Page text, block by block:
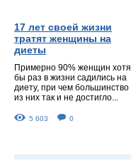
17 лет своей жизни
тратят женщины на
диеты
Примерно 90% женщин хотя
бы раз в жизни садились на
диету, при чем большинство
из них так и не достигло...
5 603 0